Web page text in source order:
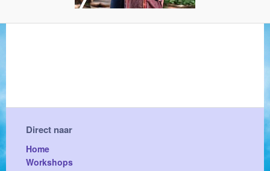
Direct naar
Home
Workshops